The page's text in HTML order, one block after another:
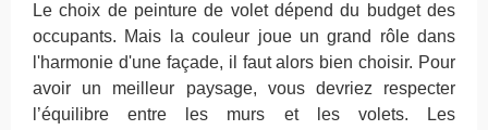
Le choix de peinture de volet dépend du budget des
occupants. Mais la couleur joue un grand rôle dans
l'harmonie d'une façade, il faut alors bien choisir. Pour
avoir un meilleur paysage, vous devriez respecter
l’équilibre entre les murs et les volets. Les